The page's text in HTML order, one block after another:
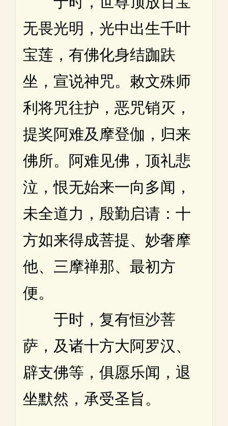
无畏光明，光中出生千叶
宝莲，有佛化身结跏趺
坐，宣说神咒。敕文殊师
利将咒往护，恶咒销灭，
提奖阿难及摩登伽，归来
佛所。阿难见佛，顶礼悲
泣，恨无始来一向多闻，
未全道力，殷勤启请：十
方如来得成菩提、妙奢摩
他、三摩禅那、最初方
便。
于时，复有恒沙菩
萨，及诸十方大阿罗汉、
辟支佛等，俱愿乐闻，退
坐默然，承受圣旨。